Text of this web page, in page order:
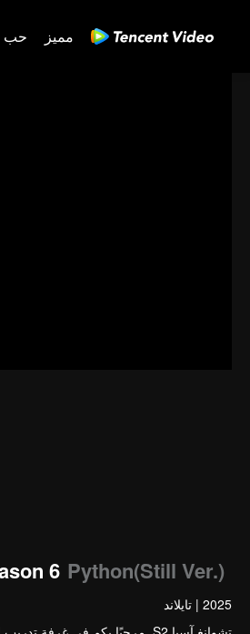
مميز حب
6 Python(Still Ver.)
2025
| تايلاند